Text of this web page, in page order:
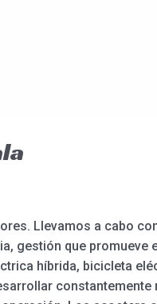
Llevamos a cabo
gestión que promueve
híbrida, bicicleta
constantemente